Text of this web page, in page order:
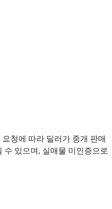
청에 따라 딜러가 중개 판매
수 있으며, 실매물 미인증으로